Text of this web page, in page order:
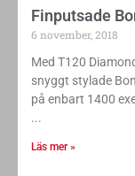
Finputsade
6 november, 2018
Med T120
snyggt stylade
på enbart 1400
Läs mer »